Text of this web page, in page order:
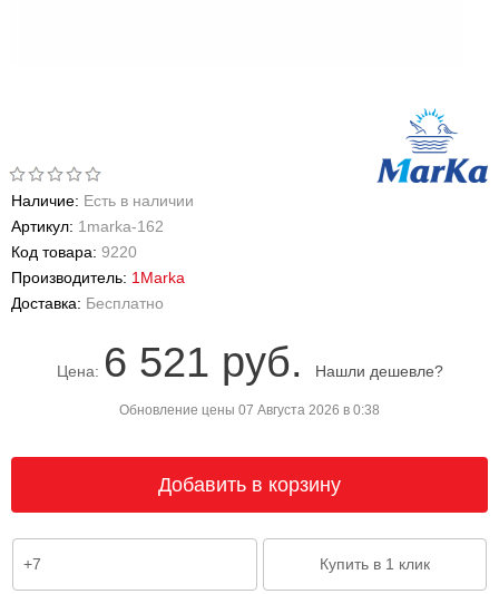
Наличие: Есть в наличии
Артикул: 1marka-162
Код товара: 9220
Производитель: 1Marka
Доставка: Бесплатно
Цена: 6 521 руб. Нашли дешевле?
Обновление цены 07 Августа 2026 в 0:38